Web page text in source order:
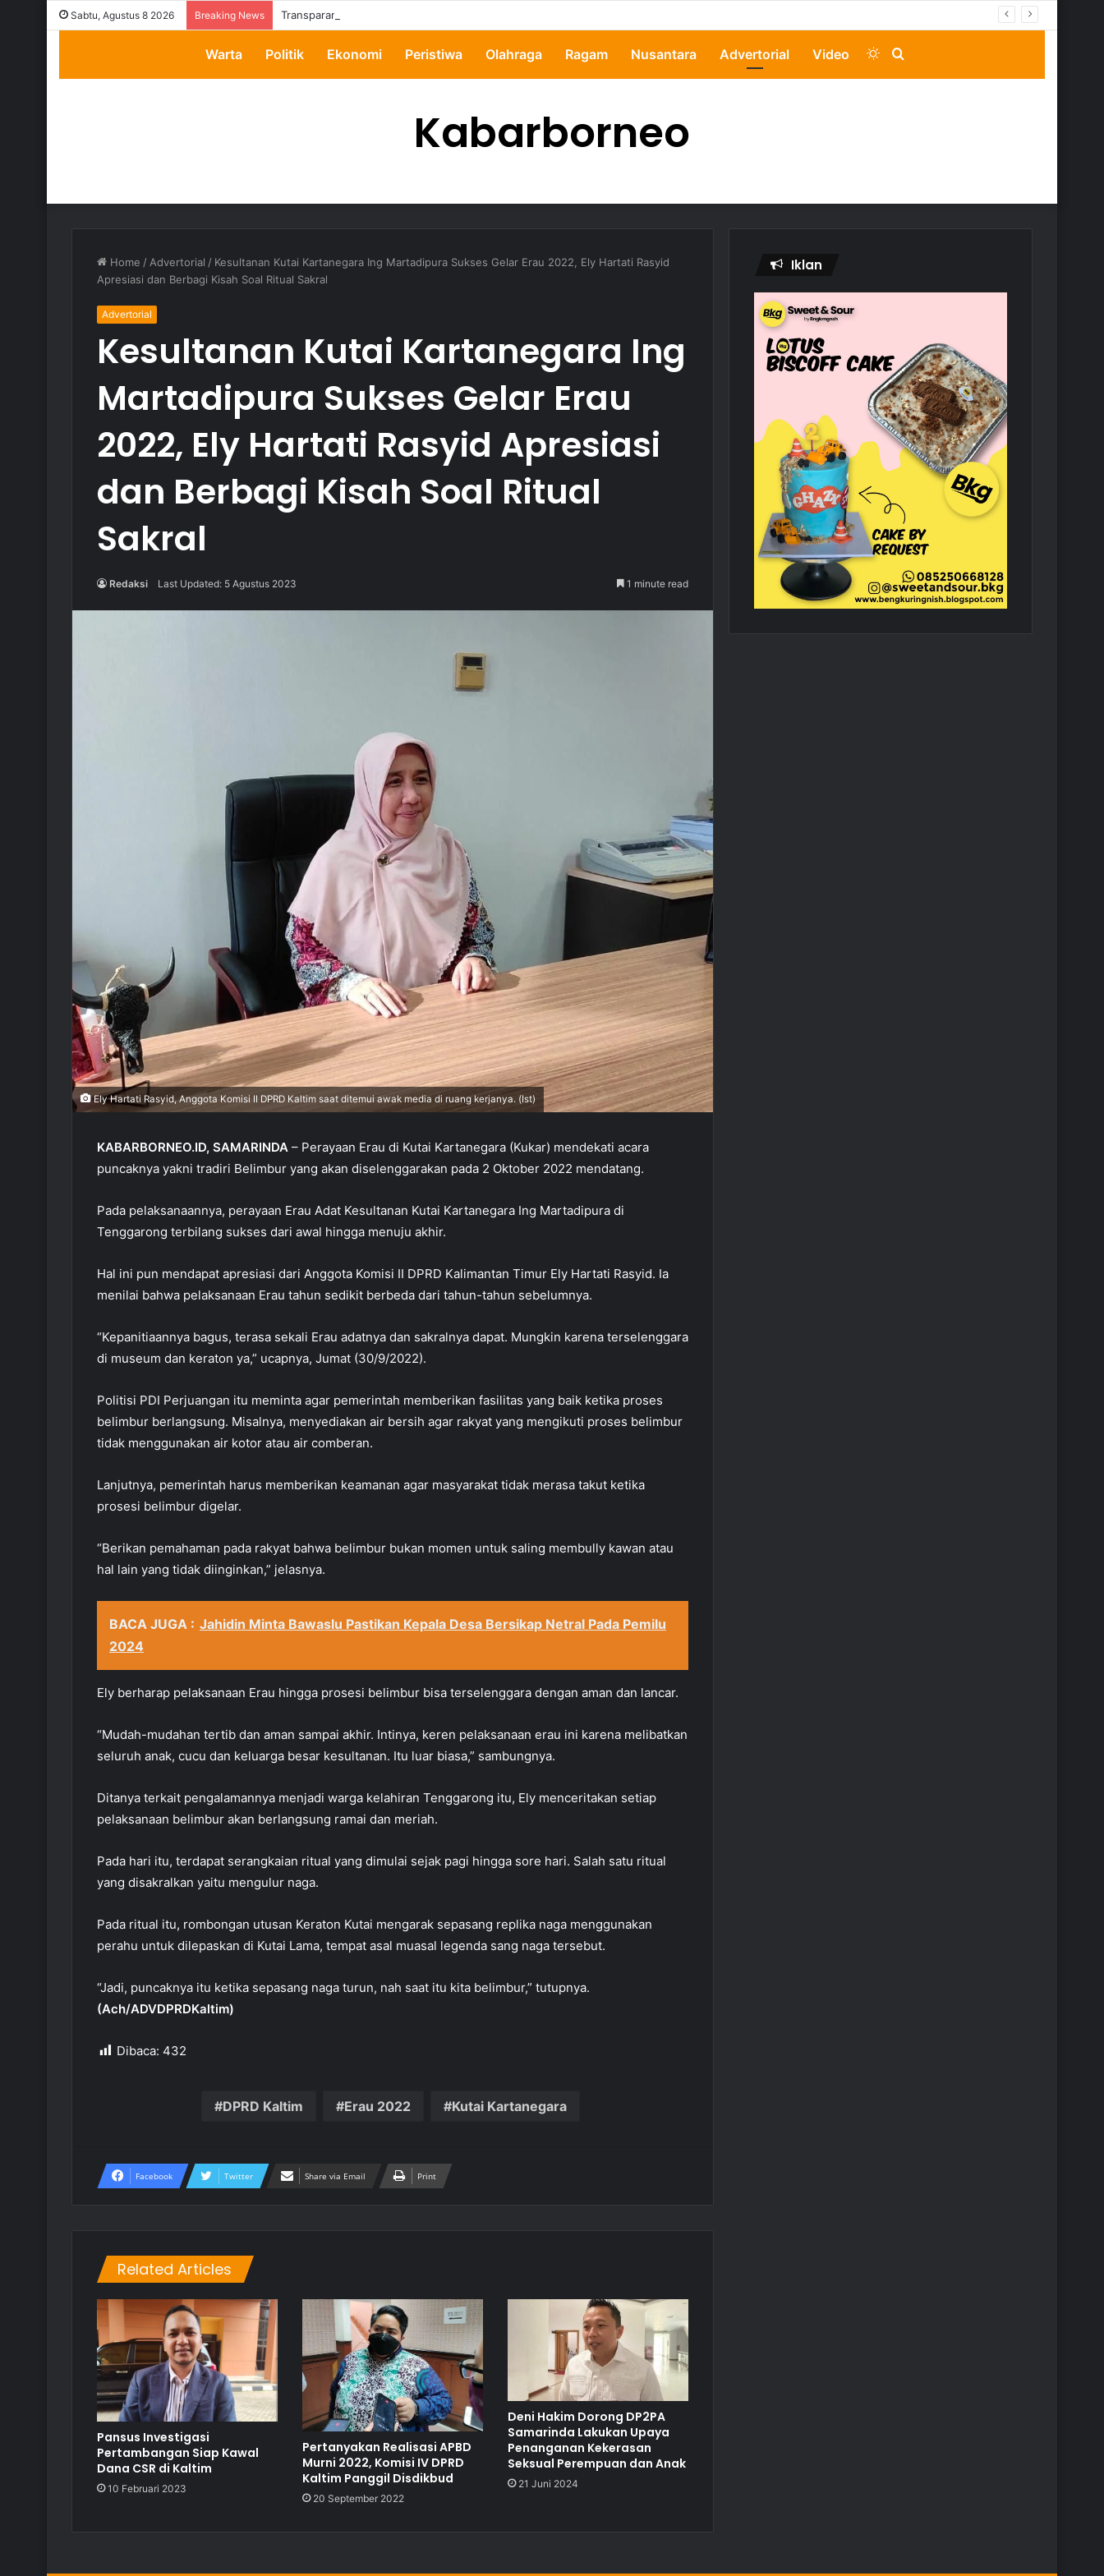
Sabtu, Agustus 8 2026 Breaking News Transparansi Dipertanyakan, Pemkot Samarinda Dalami Data Kredit Macet Bankaltimtara
Warta Politik Ekonomi Peristiwa Olahraga Ragam Nusantara Advertorial Video Search
Switch
Kabarborneo
Home / Advertorial / Kesultanan Kutai Kartanegara Ing Martadipura Sukses Gelar Erau 2022, Ely Hartati Rasyid
Apresiasi dan Berbagi Kisah Soal Ritual Sakral
Advertorial
Kesultanan Kutai Kartanegara Ing
Martadipura Sukses Gelar Erau
2022, Ely Hartati Rasyid Apresiasi
dan Berbagi Kisah Soal Ritual
Sakral
Redaksi Last Updated: 5 Agustus 2023 1 minute read
Ely Hartati Rasyid, Anggota Komisi II DPRD Kaltim saat ditemui awak media di ruang kerjanya. (Ist)
KABARBORNEO.ID, SAMARINDA – Perayaan Erau di Kutai Kartanegara (Kukar) mendekati acara
puncaknya yakni tradiri Belimbur yang akan diselenggarakan pada 2 Oktober 2022 mendatang.
Pada pelaksanaannya, perayaan Erau Adat Kesultanan Kutai Kartanegara Ing Martadipura di
Tenggarong terbilang sukses dari awal hingga menuju akhir.
Hal ini pun mendapat apresiasi dari Anggota Komisi II DPRD Kalimantan Timur Ely Hartati Rasyid. Ia
menilai bahwa pelaksanaan Erau tahun sedikit berbeda dari tahun-tahun sebelumnya.
“Kepanitiaannya bagus, terasa sekali Erau adatnya dan sakralnya dapat. Mungkin karena terselenggara
di museum dan keraton ya,” ucapnya, Jumat (30/9/2022).
Politisi PDI Perjuangan itu meminta agar pemerintah memberikan fasilitas yang baik ketika proses
belimbur berlangsung. Misalnya, menyediakan air bersih agar rakyat yang mengikuti proses belimbur
tidak menggunakan air kotor atau air comberan.
Lanjutnya, pemerintah harus memberikan keamanan agar masyarakat tidak merasa takut ketika
prosesi belimbur digelar.
“Berikan pemahaman pada rakyat bahwa belimbur bukan momen untuk saling membully kawan atau
hal lain yang tidak diinginkan,” jelasnya.
BACA JUGA : Jahidin Minta Bawaslu Pastikan Kepala Desa Bersikap Netral Pada Pemilu
2024
Ely berharap pelaksanaan Erau hingga prosesi belimbur bisa terselenggara dengan aman dan lancar.
“Mudah-mudahan tertib dan aman sampai akhir. Intinya, keren pelaksanaan erau ini karena melibatkan
seluruh anak, cucu dan keluarga besar kesultanan. Itu luar biasa,” sambungnya.
Ditanya terkait pengalamannya menjadi warga kelahiran Tenggarong itu, Ely menceritakan setiap
pelaksanaan belimbur akan berlangsung ramai dan meriah.
Pada hari itu, terdapat serangkaian ritual yang dimulai sejak pagi hingga sore hari. Salah satu ritual
yang disakralkan yaitu mengulur naga.
Pada ritual itu, rombongan utusan Keraton Kutai mengarak sepasang replika naga menggunakan
perahu untuk dilepaskan di Kutai Lama, tempat asal muasal legenda sang naga tersebut.
“Jadi, puncaknya itu ketika sepasang naga turun, nah saat itu kita belimbur,” tutupnya.
(Ach/ADVDPRDKaltim)
Dibaca: 432
DPRD Kaltim Erau 2022 Kutai Kartanegara
Facebook Twitter Share via Email Print
Related Articles
Pansus Investigasi
Pertambangan Siap Kawal
Dana CSR di Kaltim
10 Februari 2023
Pertanyakan Realisasi APBD
Murni 2022, Komisi IV DPRD
Kaltim Panggil Disdikbud
20 September 2022
Deni Hakim Dorong DP2PA
Samarinda Lakukan Upaya
Penanganan Kekerasan
Seksual Perempuan dan Anak
21 Juni 2024
Iklan